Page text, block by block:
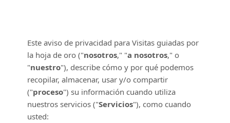
Este aviso de privacidad para Visitas guiadas por
la hoja de oro("nosotros," "a nosotros," o
"nuestro"), describe cómo y por qué podemos
recopilar, almacenar, usar y/o compartir
("proceso") su información cuando utiliza
nuestros servicios ("Servicios"), como cuando
usted: